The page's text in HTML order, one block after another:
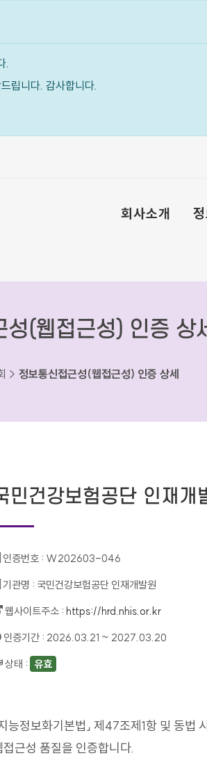
.
립니다. 감사합니다.
회사소개
성(웹접근성) 인증 상세
> 정보통신접근성(웹접근성) 인증 상세
민건강보험공단 인재개
인증번호 : W202603-046
기관명 : 국민건강보험공단 인재개발원
웹사이트주소 :https://hrd.nhis.or.kr
인증기간 : 2026.03.21 ~ 2027.03.20
상태 : 유효
지능정보화기본법」 제47조제1항 및 동
접근성 품질을 인증합니다.